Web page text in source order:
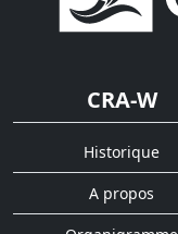
CRA-W
Historique
A propos